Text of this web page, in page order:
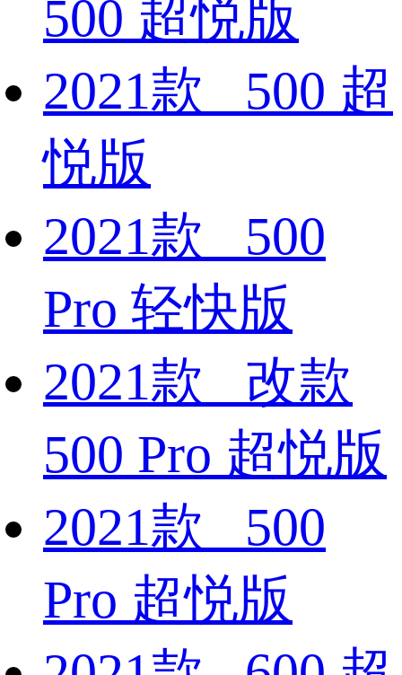
500 超悦版
2021款 500 超
悦版
2021款 500
Pro 轻快版
2021款 改款
500 Pro 超悦版
2021款 500
Pro 超悦版